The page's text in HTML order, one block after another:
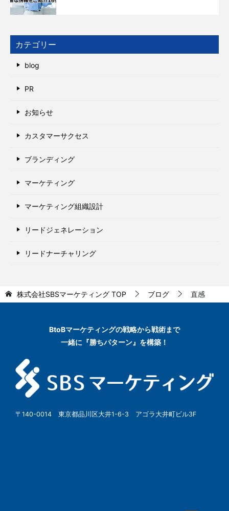
カテゴリー
blog
PR
お知らせ
カスタマーサクセス
ブランディング
マーケティング
マーケティング組織設計
リードジェネレーション
リードナーチャリング
株式会社SBSマーケティング TOP ブログ 直感
BtoBマーケティングの戦略から戦術まで
一緒に『勝ちパターン』を構築！
〒140-0014 東京都品川区大井1-6-3 アゴラ大井町ビル3F